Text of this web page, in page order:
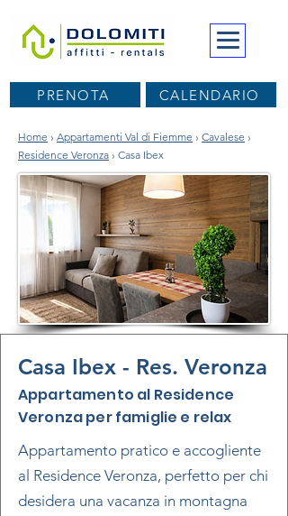
PRENOTA CALENDARIO
Home › Appartamenti Val di Fiemme › Cavalese ›
Residence Veronza › Casa Ibex
Casa Ibex - Res. Veronza
Appartamento al Residence
Veronza per famiglie e relax
Appartamento pratico e accogliente
al Residence Veronza, perfetto per chi
desidera una vacanza in montagna